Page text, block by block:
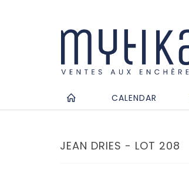
CALENDAR
JEAN DRIES - LOT 208